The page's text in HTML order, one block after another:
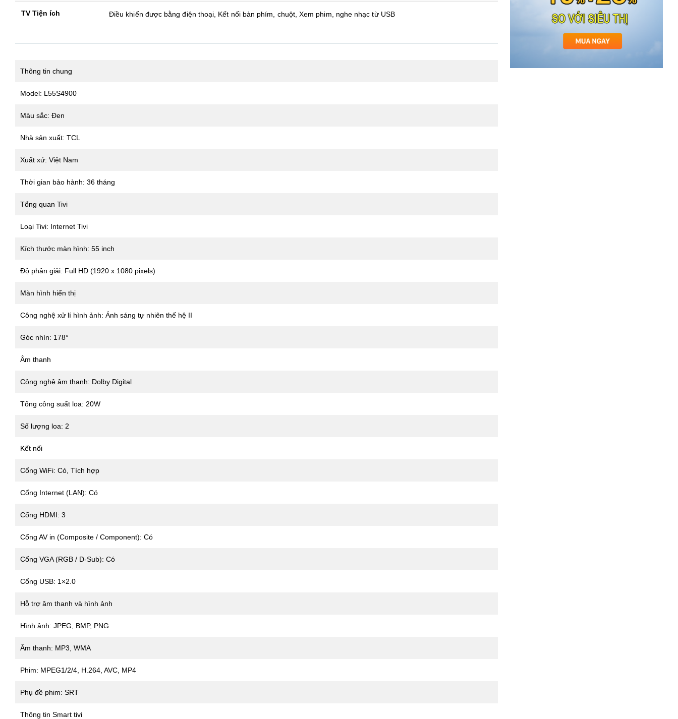
TV Tiện ích Điều khiển được bằng điện thoại, Kết nối bàn phím, chuột, Xem phim, nghe nhạc từ USB
Thông tin chung
Model: L55S4900
Màu sắc: Đen
Nhà sản xuất: TCL
Xuất xứ: Việt Nam
Thời gian bảo hành: 36 tháng
Tổng quan Tivi
Loại Tivi: Internet Tivi
Kích thước màn hình: 55 inch
Độ phân giải: Full HD (1920 x 1080 pixels)
Màn hình hiển thị
Công nghệ xử lí hình ảnh: Ánh sáng tự nhiên thế hệ II
Góc nhìn: 178°
Âm thanh
Công nghệ âm thanh: Dolby Digital
Tổng công suất loa: 20W
Số lượng loa: 2
Kết nối
Cổng WiFi: Có, Tích hợp
Cổng Internet (LAN): Có
Cổng HDMI: 3
Cổng AV in (Composite / Component): Có
Cổng VGA (RGB / D-Sub): Có
Cổng USB: 1×2.0
Hỗ trợ âm thanh và hình ảnh
Hình ảnh: JPEG, BMP, PNG
Âm thanh: MP3, WMA
Phim: MPEG1/2/4, H.264, AVC, MP4
Phụ đề phim: SRT
Thông tin Smart tivi